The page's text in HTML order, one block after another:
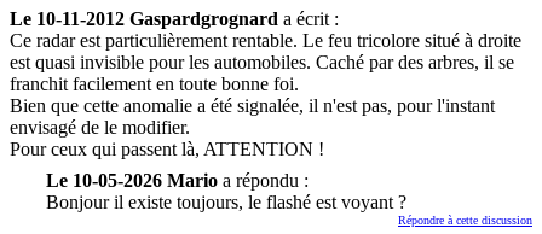
Le 10-11-2012 Gaspardgrognard a écrit :
Ce radar est particulièrement rentable. Le feu tricolore situé à droite
est quasi invisible pour les automobiles. Caché par des arbres, il se
franchit facilement en toute bonne foi.
Bien que cette anomalie a été signalée, il n'est pas, pour l'instant
envisagé de le modifier.
Pour ceux qui passent là, ATTENTION !
Le 10-05-2026 Mario a répondu :
Bonjour il existe toujours, le flashé est voyant ?
Répondre à cette discussion